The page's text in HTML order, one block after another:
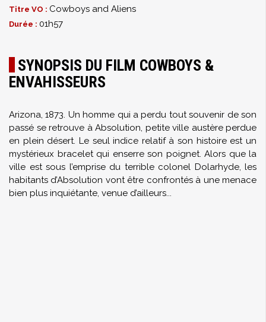
Titre VO : Cowboys and Aliens
Durée : 01h57
SYNOPSIS DU FILM COWBOYS &
ENVAHISSEURS
Arizona, 1873. Un homme qui a perdu tout souvenir de son
passé se retrouve à Absolution, petite ville austère perdue
en plein désert. Le seul indice relatif à son histoire est un
mystérieux bracelet qui enserre son poignet. Alors que la
ville est sous l’emprise du terrible colonel Dolarhyde, les
habitants d’Absolution vont être confrontés à une menace
bien plus inquiétante, venue d’ailleurs...